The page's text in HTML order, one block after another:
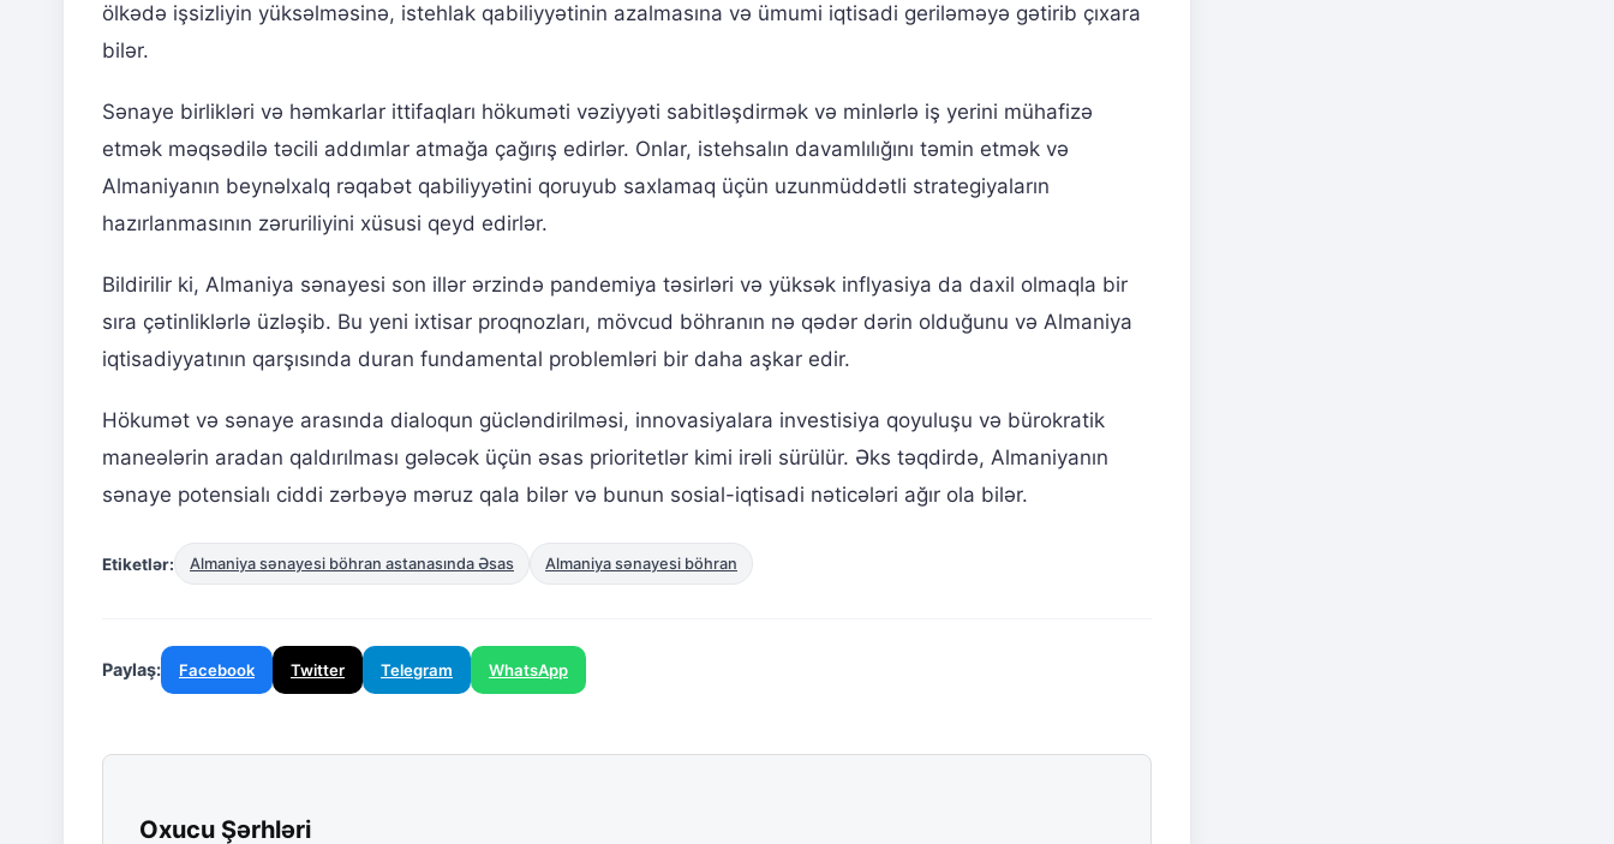
ölkədə işsizliyin yüksəlməsinə, istehlak qabiliyyətinin azalmasına və ümumi iqtisadi geriləməyə gətirib çıxara
bilər.
Sənaye birlikləri və həmkarlar ittifaqları hökuməti vəziyyəti sabitləşdirmək və minlərlə iş yerini mühafizə
etmək məqsədilə təcili addımlar atmağa çağırış edirlər. Onlar, istehsalın davamlılığını təmin etmək və
Almaniyanın beynəlxalq rəqabət qabiliyyətini qoruyub saxlamaq üçün uzunmüddətli strategiyaların
hazırlanmasının zəruriliyini xüsusi qeyd edirlər.
Bildirilir ki, Almaniya sənayesi son illər ərzində pandemiya təsirləri və yüksək inflyasiya da daxil olmaqla bir
sıra çətinliklərlə üzləşib. Bu yeni ixtisar proqnozları, mövcud böhranın nə qədər dərin olduğunu və Almaniya
iqtisadiyyatının qarşısında duran fundamental problemləri bir daha aşkar edir.
Hökumət və sənaye arasında dialoqun gücləndirilməsi, innovasiyalara investisiya qoyuluşu və bürokratik
maneələrin aradan qaldırılması gələcək üçün əsas prioritetlər kimi irəli sürülür. Əks təqdirdə, Almaniyanın
sənaye potensialı ciddi zərbəyə məruz qala bilər və bunun sosial-iqtisadi nəticələri ağır ola bilər.
Etiketlər: Almaniya sənayesi böhran astanasında Əsas Almaniya sənayesi böhran
Paylaş: Facebook Twitter Telegram WhatsApp
Oxucu Şərhləri